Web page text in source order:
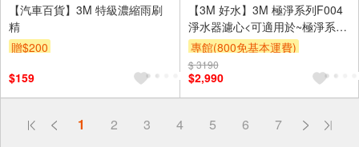
【汽車百貨】3M 特級濃縮雨刷
精
贈$200
$159
【3M 好水】3M 極淨系列F004
淨水器濾心<可適用於~極淨系列
S004淨水器>
專館(800免基本運費)
滿額贈券
$ 3190
$2,990
1 2 3 4 5 6 7
偏遠地區配送